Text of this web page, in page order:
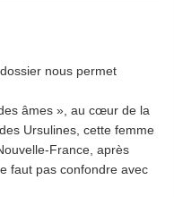
nous permet
âmes », au cœur de la
Ursulines, cette femme
France, après
faut pas confondre avec